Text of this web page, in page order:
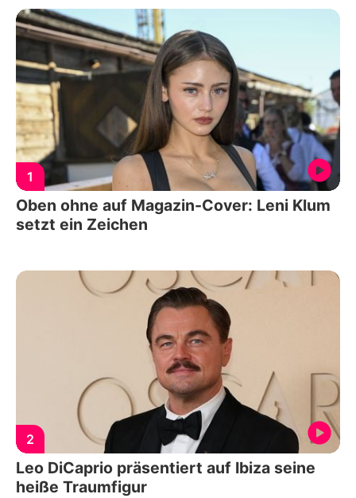
1
Oben ohne auf Magazin-Cover: Leni Klum
setzt ein Zeichen
2
Leo DiCaprio präsentiert auf Ibiza seine
heiße Traumfigur